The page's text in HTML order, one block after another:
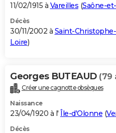
11/02/1915 à Vareilles (Saône-
Décès
30/11/2002 à Saint-
Loire)
Georges BUTEAUD (79
Créer une cagnotte obsèques
Naissance
23/04/1920 à l' Île-d'Olonne (
Décès